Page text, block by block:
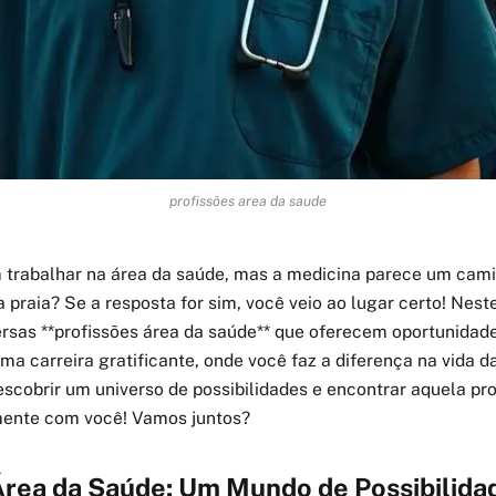
profissões area da saude
trabalhar na área da saúde, mas a medicina parece um
praia? Se a resposta for sim, você veio ao lugar certo!
**profissões área da saúde** que oferecem
carreira gratificante, onde você faz a diferença na vida
um universo de possibilidades e encontrar aquela
com você! Vamos juntos?
da Saúde: Um Mundo de